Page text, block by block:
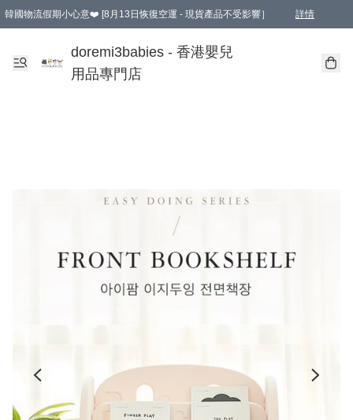
韓國物流假期小心意❤️ [8月13日恢復空運 - 現貨產品不受影響］ 詳情
新會員首張訂單滿$600即享9折優惠！(部份超優惠產品 & 品牌指定價除外)
doremi3babies - 香港嬰兒
用品專門店